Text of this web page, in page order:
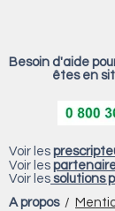
Besoin d'aide
êtes en
Voir les
Voir les
Voir les solutions
A propos/